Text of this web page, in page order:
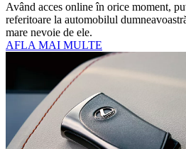
Având acces online în orice moment,
referitoare la automobilul
mare nevoie de ele.
AFLA MAI MULTE